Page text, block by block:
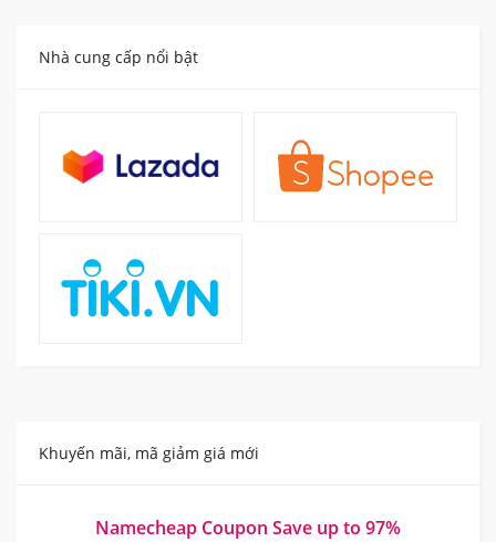
Nhà cung cấp nổi bật
Khuyến mãi, mã giảm giá mới
Namecheap Coupon Save up to 97%